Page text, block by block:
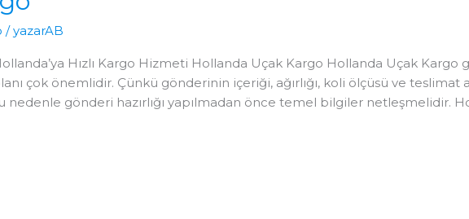
/yazarAB
Hızlı Kargo Hizmeti Hollanda Uçak Kargo Hollanda Uçak
çok önemlidir. Çünkü gönderinin içeriği, ağırlığı, koli ölçüsü ve teslimat
gönderi hazırlığı yapılmadan önce temel bilgiler netleşmelidir.